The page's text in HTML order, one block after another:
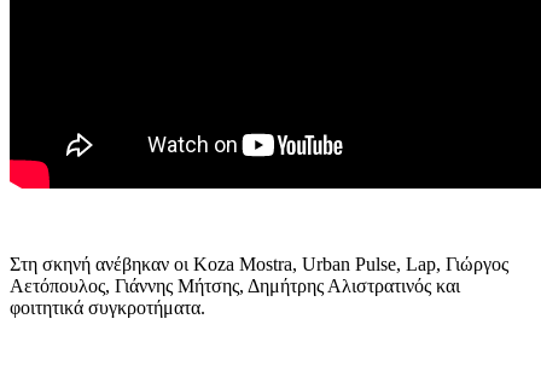
Στη σκηνή ανέβηκαν οι Koza Mostra, Urban Pulse, Lap, Γιώργος
Αετόπουλος, Γιάννης Μήτσης, Δημήτρης Αλιστρατινός και
φοιτητικά συγκροτήματα.